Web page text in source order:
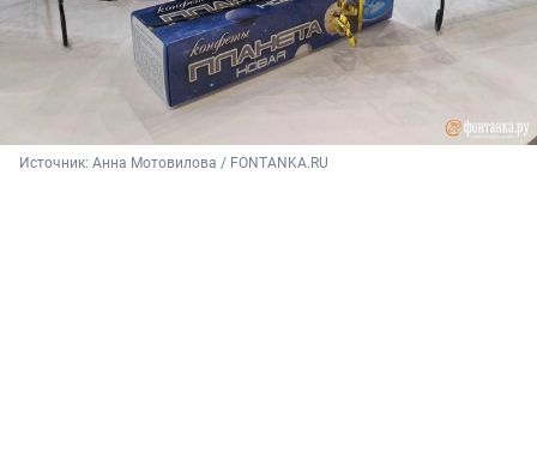
Источник: Анна Мотовилова / FONTANKA.RU